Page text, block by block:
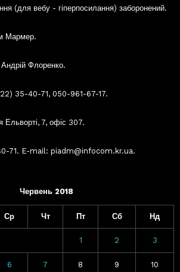
(для вебу - гіперпосилання) заборонений.
Мармер.
Флоренко.
35-40-71, 050-961-67-17.
Ельворті, 7, офіс 307.
71. E-mail: piadm@infocom.kr.ua.
Червень 2018
Ср Чт Пт Сб Нд
1 2 3
6 7 8 9 10